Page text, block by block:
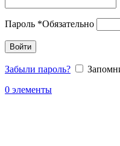
Пароль *Обязательно
Войти
Забыли пароль?
0 элементы